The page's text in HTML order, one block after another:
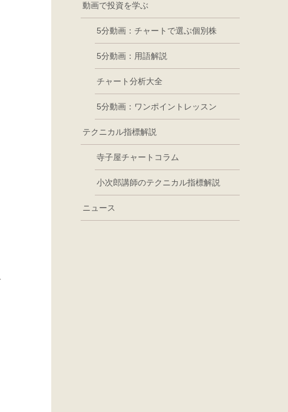
動画で投資を学ぶ
5分動画：チャートで選ぶ個別株
5分動画：用語解説
チャート分析大全
5分動画：ワンポイントレッスン
テクニカル指標解説
寺子屋チャートコラム
小次郎講師のテクニカル指標解説
ニュース